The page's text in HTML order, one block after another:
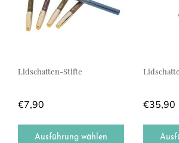
Lidschatten-Stifte
€7,90
Ausführung wählen
€35,90